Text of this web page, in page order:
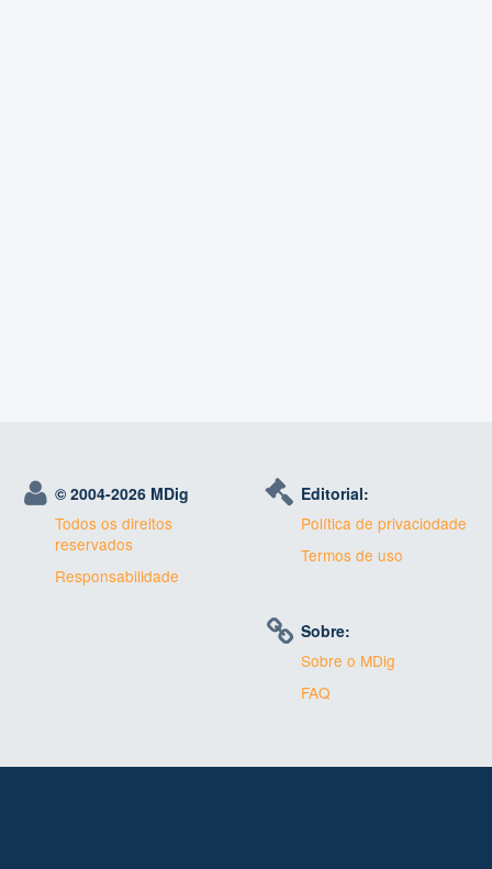
© 2004-2026 MDig
Todos os direitos
reservados
Responsabilidade
Editorial:
Política de privaciodade
Termos de uso
Sobre:
Sobre o MDig
FAQ